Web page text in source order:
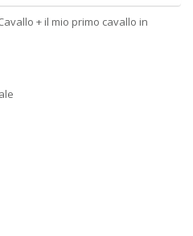
+ il mio primo cavallo in